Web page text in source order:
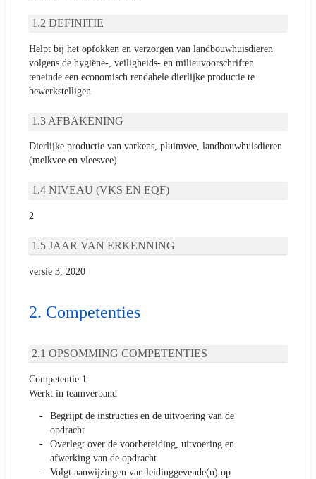
DEFINITIE
Helpt bij het opfokken en verzorgen van landbouwhuisdieren
volgens de hygiëne-, veiligheids- en milieuvoorschriften
teneinde een economisch rendabele dierlijke productie te
bewerkstelligen
AFBAKENING
Dierlijke productie van varkens, pluimvee, landbouwhuisdieren
(melkvee en vleesvee)
NIVEAU (VKS EN EQF)
2
JAAR VAN ERKENNING
versie 3, 2020
Competenties
OPSOMMING COMPETENTIES
Competentie 1:
Werkt in teamverband
Begrijpt de instructies en de uitvoering van de
opdracht
Overlegt over de voorbereiding, uitvoering en
afwerking van de opdracht
Volgt aanwijzingen van leidinggevende(n) op